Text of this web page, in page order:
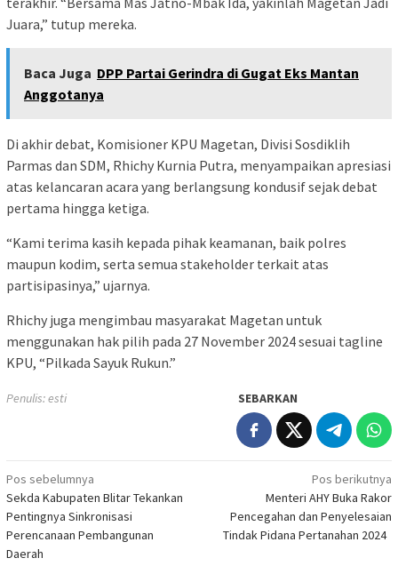
Juara,” tutup mereka.
Baca Juga DPP Partai Gerindra di Gugat Eks Mantan
Anggotanya
Di akhir debat, Komisioner KPU Magetan, Divisi Sosdiklih
Parmas dan SDM, Rhichy Kurnia Putra, menyampaikan apresiasi
atas kelancaran acara yang berlangsung kondusif sejak debat
pertama hingga ketiga.
“Kami terima kasih kepada pihak keamanan, baik polres
maupun kodim, serta semua stakeholder terkait atas
partisipasinya,” ujarnya.
Rhichy juga mengimbau masyarakat Magetan untuk
menggunakan hak pilih pada 27 November 2024 sesuai tagline
KPU, “Pilkada Sayuk Rukun.”
Penulis: esti SEBARKAN
Navigasi
pos
Pos sebelumnya
Sekda Kabupaten Blitar Tekankan
Pentingnya Sinkronisasi
Perencanaan Pembangunan
Daerah
Pos berikutnya
Menteri AHY Buka Rakor
Pencegahan dan Penyelesaian
Tindak Pidana Pertanahan 2024